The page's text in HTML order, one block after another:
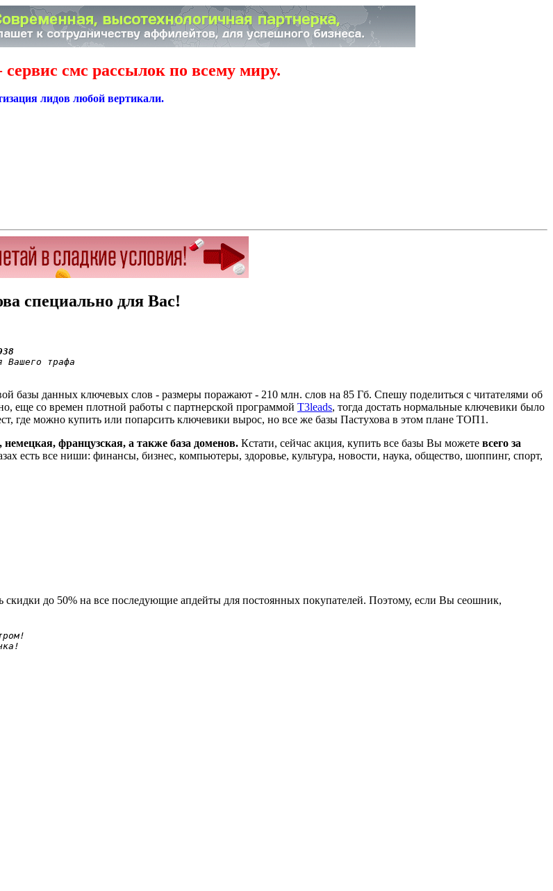
сервис смс рассылок по всему миру.
лидов любой вертикали.
специально для Вас!
Вашего трафа
базы данных ключевых слов - размеры поражают - 210 млн. слов на 85 Гб. Спешу поделиться с читателями об
еще со времен плотной работы с партнерской программой T3leads, тогда достать нормальные ключевики было
где можно купить или попарсить ключевики вырос, но все же базы Пастухова в этом плане ТОП1.
немецкая, французская, а также база доменов. Кстати, сейчас акция, купить все базы Вы можете всего за
есть все ниши: финансы, бизнес, компьютеры, здоровье, культура, новости, наука, общество, шоппинг, спорт,
скидки до 50% на все последующие апдейты для постоянных покупателей. Поэтому, если Вы сеошник,